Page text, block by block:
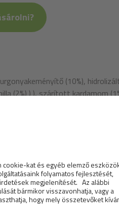
(10%),
(2%) ) ), szárított kardamom
nyershamu 2,4%, nyersrost
(3c440) 2000 mg.